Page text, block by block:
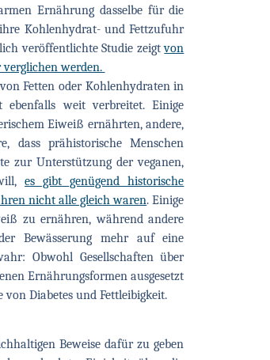
Ernährung dasselbe für die
Kohlenhydrat- und Fettzufuhr
veröffentlichte Studie zeigtvon
werden.
Fetten oder Kohlenhydraten in
ebenfalls weit verbreitet. Einige
Eiweiß ernährten, andere,
dass prähistorische Menschen
zur Unterstützung der veganen,
will,es gibt genügend historische
nicht alle gleich waren. Einige
zu ernähren, während andere
Bewässerung mehr auf eine
Obwohl Gesellschaften über
Ernährungsformen ausgesetzt
Diabetes und Fettleibigkeit.
Beweise dafür zu geben